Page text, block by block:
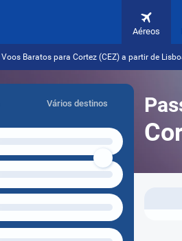
Aéreos
Voos Baratos para Cortez (CEZ) a partir de
Vários destinos